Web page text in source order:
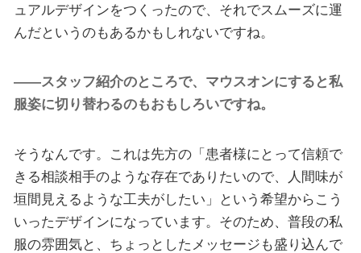
ュアルデザインをつくったので、それでスムーズに運
んだというのもあるかもしれないですね。
――スタッフ紹介のところで、マウスオンにすると私
服姿に切り替わるのもおもしろいですね。
そうなんです。これは先方の「患者様にとって信頼で
きる相談相手のような存在でありたいので、人間味が
垣間見えるような工夫がしたい」という希望からこう
いったデザインになっています。そのため、普段の私
服の雰囲気と、ちょっとしたメッセージも盛り込んで